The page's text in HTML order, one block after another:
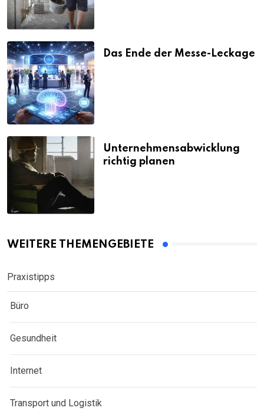
Das Ende der Messe-Leckage
Unternehmensabwicklung
richtig planen
WEITERE THEMENGEBIETE
Praxistipps
Büro
Gesundheit
Internet
Transport und Logistik